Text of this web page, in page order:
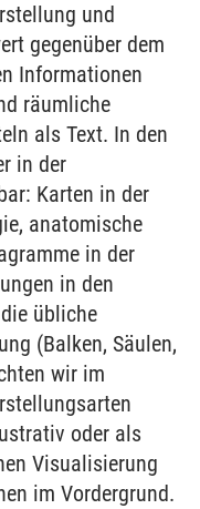
und
gegenüber dem
Informationen
räumliche
als Text. In den
in der
Karten in der
anatomische
in der
in den
übliche
(Balken, Säulen,
wir im
oder als
Visualisierung
im Vordergrund.